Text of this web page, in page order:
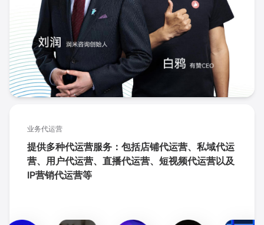
业务代运营
提供多种代运营服务：包括店铺代运营、私域代运
营、用户代运营、直播代运营、短视频代运营以及
IP营销代运营等